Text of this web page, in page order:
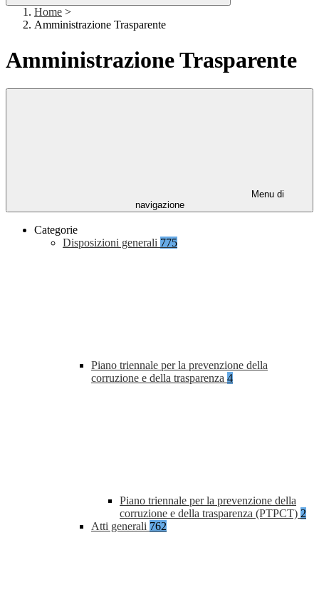
Home >
Amministrazione Trasparente
Amministrazione Trasparente
Menu di
navigazione
Categorie
Disposizioni generali 775
Piano triennale per la prevenzione della
corruzione e della trasparenza 4
Piano triennale per la prevenzione della
corruzione e della trasparenza (PTPCT) 2
Atti generali 762